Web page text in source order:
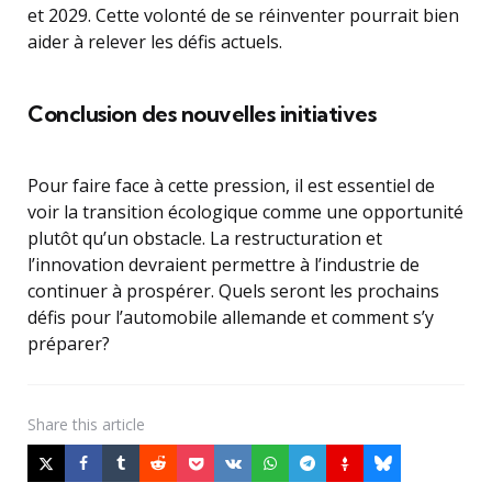
et 2029. Cette volonté de se réinventer pourrait bien
aider à relever les défis actuels.
Conclusion des nouvelles initiatives
Pour faire face à cette pression, il est essentiel de
voir la transition écologique comme une opportunité
plutôt qu’un obstacle. La restructuration et
l’innovation devraient permettre à l’industrie de
continuer à prospérer. Quels seront les prochains
défis pour l’automobile allemande et comment s’y
préparer?
Share this article